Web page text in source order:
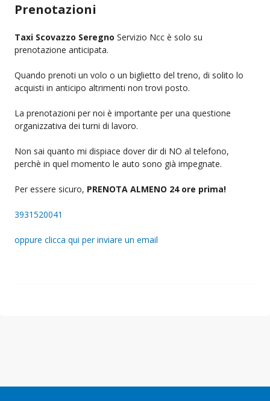
Prenotazioni
Taxi Scovazzo Seregno Servizio Ncc è solo su
prenotazione anticipata.
Quando prenoti un volo o un biglietto del treno, di solito lo
acquisti in anticipo altrimenti non trovi posto.
La prenotazioni per noi è importante per una questione
organizzativa dei turni di lavoro.
Non sai quanto mi dispiace dover dir di NO al telefono,
perchè in quel momento le auto sono già impegnate.
Per essere sicuro, PRENOTA ALMENO 24 ore prima!
3931520041
oppure clicca qui per inviare un email